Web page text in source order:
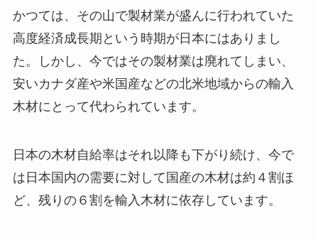
かつては、その山で製材業が盛んに行われていた
高度経済成長期という時期が日本にはありまし
た。しかし、今ではその製材業は廃れてしまい、
安いカナダ産や米国産などの北米地域からの輸入
木材にとって代わられています。
日本の木材自給率はそれ以降も下がり続け、今で
は日本国内の需要に対して国産の木材は約４割ほ
ど、残りの６割を輸入木材に依存しています。